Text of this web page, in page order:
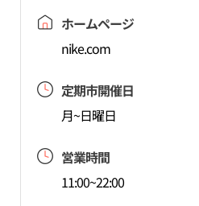
ホームページ
nike.com
定期市開催日
月~日曜日
営業時間
11:00~22:00